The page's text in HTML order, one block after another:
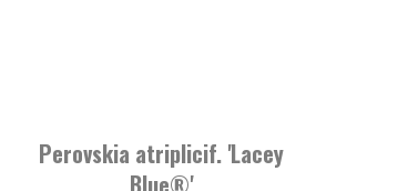
Perovskia atriplicif. 'Lacey
Blue®'